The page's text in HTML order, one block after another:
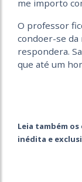
me importo
O professor
condoer-se da
respondera.
que até um
Leia também
inédita e